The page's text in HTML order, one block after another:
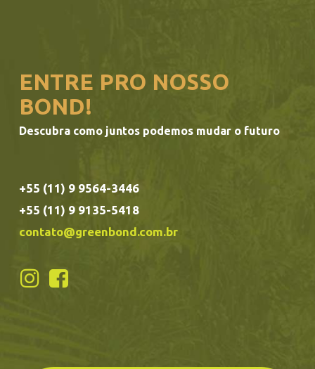
ENTRE PRO NOSSO
BOND!
Descubra como juntos podemos mudar o futuro
+55 (11) 9 9564-3446
+55 (11) 9 9135-5418
contato@greenbond.com.br